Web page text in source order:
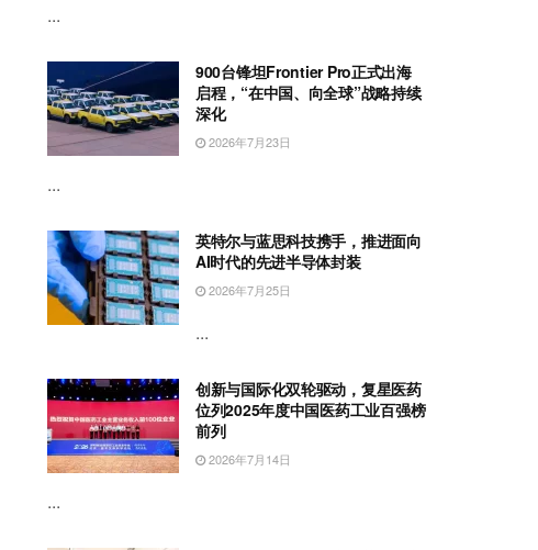
...
900台锋坦Frontier Pro正式出海
启程，“在中国、向全球”战略持续
深化
2026年7月23日
...
英特尔与蓝思科技携手，推进面向
AI时代的先进半导体封装
2026年7月25日
...
创新与国际化双轮驱动，复星医药
位列2025年度中国医药工业百强榜
前列
2026年7月14日
...